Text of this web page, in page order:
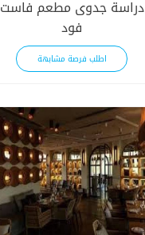
دراسة جدوى مطعم فاست
فود
اطلب فرصة مشابهة